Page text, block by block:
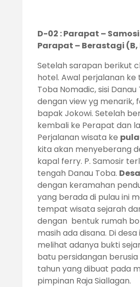
D-02 : Parapat –
Parapat – Berastagi (B,
Setelah sarapan berikut
hotel. Awal perjalanan ke
Toba Nomadic, sisi Danau
dengan view yg menarik,
bapak Jokowi. Setelah
kembali ke Perapat dan
Perjalanan wisata ke
kita akan menyeberang
kapal ferry. P. Samosir
tengah Danau Toba.
dengan keramahan
yang berada di pulau ini
tempat wisata sejarah
dengan bentuk rumah
masih ada disana. Di
melihat adanya bukti
batu persidangan
tahun yang dibuat pada
pimpinan Raja Siallagan.